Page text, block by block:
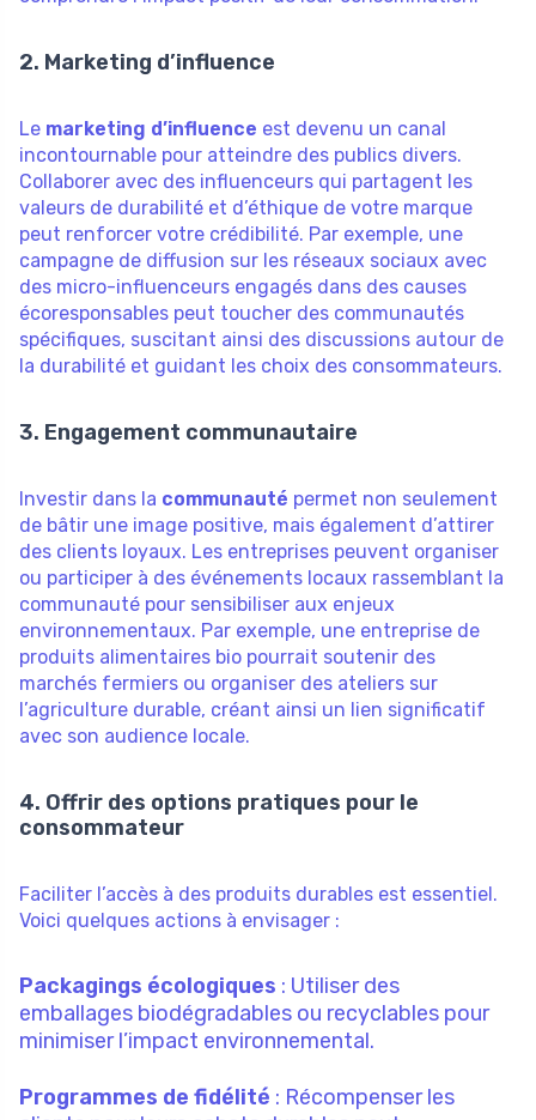
2. Marketing d’influence
Le marketing d’influence est devenu un canal
incontournable pour atteindre des publics divers.
Collaborer avec des influenceurs qui partagent les
valeurs de durabilité et d’éthique de votre marque
peut renforcer votre crédibilité. Par exemple, une
campagne de diffusion sur les réseaux sociaux avec
des micro-influenceurs engagés dans des causes
écoresponsables peut toucher des communautés
spécifiques, suscitant ainsi des discussions autour de
la durabilité et guidant les choix des consommateurs.
3. Engagement communautaire
Investir dans la communauté permet non seulement
de bâtir une image positive, mais également d’attirer
des clients loyaux. Les entreprises peuvent organiser
ou participer à des événements locaux rassemblant la
communauté pour sensibiliser aux enjeux
environnementaux. Par exemple, une entreprise de
produits alimentaires bio pourrait soutenir des
marchés fermiers ou organiser des ateliers sur
l’agriculture durable, créant ainsi un lien significatif
avec son audience locale.
4. Offrir des options pratiques pour le
consommateur
Faciliter l’accès à des produits durables est essentiel.
Voici quelques actions à envisager :
Packagings écologiques : Utiliser des
emballages biodégradables ou recyclables pour
minimiser l’impact environnemental.
Programmes de fidélité : Récompenser les